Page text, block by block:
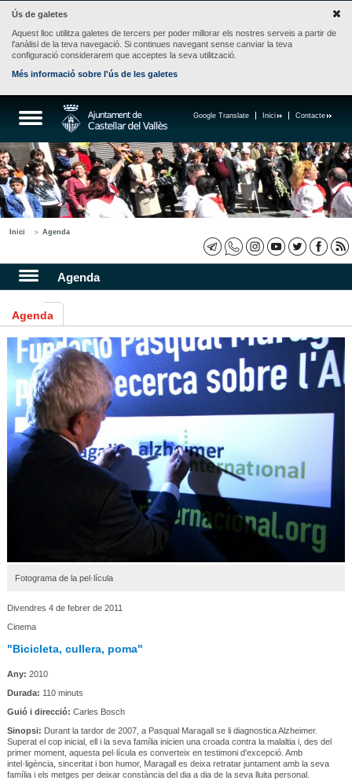
Ús de galetes
Aquest lloc utilitza galetes de tercers per poder millorar els nostres serveis a partir de
l'anàlisi de la teva navegació. Si continues navegant sense canviar la teva
configuració considerarem que acceptes la seva utilització.
Més informació sobre l'ús de les galetes
Contacte
Inici
Google Translate
Inici Agenda
Agenda
Agenda
Fotograma de la pel·lícula
Divendres 4 de febrer de 2011
Cinema
"Bicicleta, cullera, poma"
Any: 2010
Durada: 110 minuts
Guió i direcció: Carles Bosch
Sinopsi: Durant la tardor de 2007, a Pasqual Maragall se li diagnostica Alzheimer.
Superat el cop inicial, ell i la seva família inicien una croada contra la malaltia i, des del
primer moment, aquesta pel·lícula es converteix en testimoni d'excepció. Amb
intel·ligència, sinceritat i bon humor, Maragall es deixa retratar juntament amb la seva
família i els metges per deixar constància del dia a dia de la seva lluita personal.